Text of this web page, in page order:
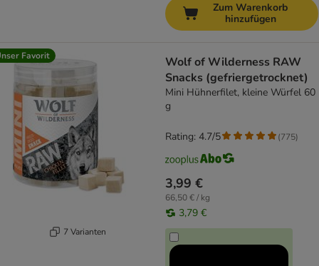
Zum Warenkorb
hinzufügen
Favorit
7 Varianten
Wolf of Wilderness RAW
Snacks (gefriergetrocknet)
Mini Hühnerfilet, kleine Würfel 60
g
3,99 €
66,50 € / kg
3,79 €
Rating: 4.7/5 (775)